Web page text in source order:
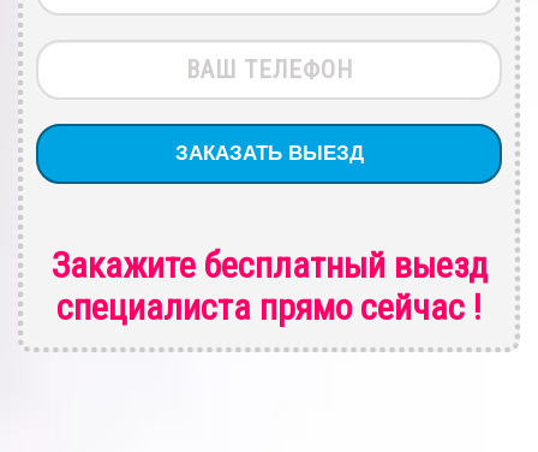
Закажите бесплатный выезд
специалиста прямо сейчас !